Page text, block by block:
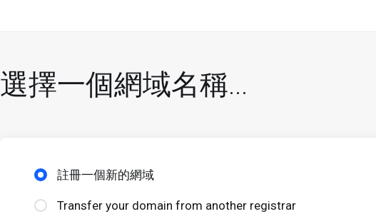
選擇一個網域名稱...
註冊一個新的網域
Transfer your domain from another registrar